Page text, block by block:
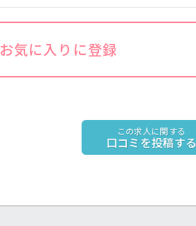
お気に入りに登録
この求人に関する
口コミを投稿する